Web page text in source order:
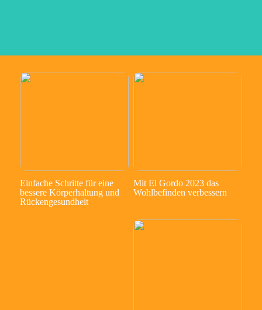
Einfache Schritte für eine
bessere Körperhaltung und
Rückengesundheit
Mit El Gordo 2023 das
Wohlbefinden verbessern